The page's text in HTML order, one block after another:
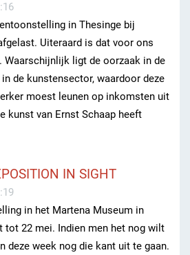
in Thesinge bij
Uiteraard is dat voor ons
Waarschijnlijk ligt de oorzaak in de
de kunstensector, waardoor deze
moest leunen op inkomsten uit
kunst van Ernst Schaap heeft
IN SIGHT
in het Martena Museum in
tot 22 mei. Indien men het nog wilt
deze week nog die kant uit te gaan.